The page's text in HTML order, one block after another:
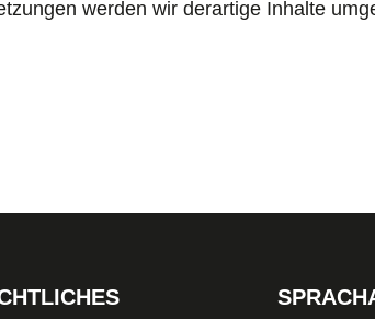
werden wir derartige Inhalte